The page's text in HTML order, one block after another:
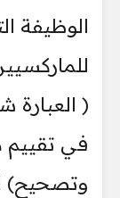
الوظيفة
( العبارة
في تقييم
وتصحيح)